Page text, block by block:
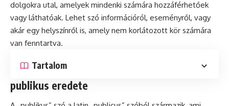
dolgokra utal, amelyek mindenki számára hozzáférhetőek
vagy láthatóak. Lehet szó információról, eseményről, vagy
akár egy helyszínről is, amely nem korlátozott kör számára
van fenntartva.
Tartalom
publikus eredete